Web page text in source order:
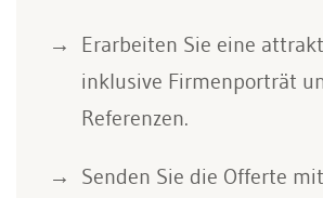
Erarbeiten Sie eine
inklusive Firmenporträt
Referenzen.
Senden Sie die Offerte